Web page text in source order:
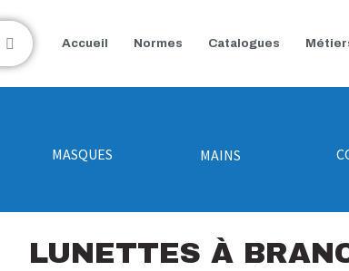
Accueil Normes Catalogues
MASQUES MAINS
LUNETTES À